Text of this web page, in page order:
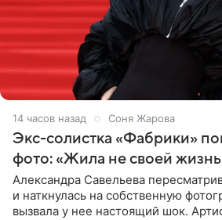
14 часов назад Соня Жарова
Экс-солистка «Фабрики»
фото: «Жила не своей
Александра Савельева
и наткнулась на собственную
вызвала у нее настоящий шок.